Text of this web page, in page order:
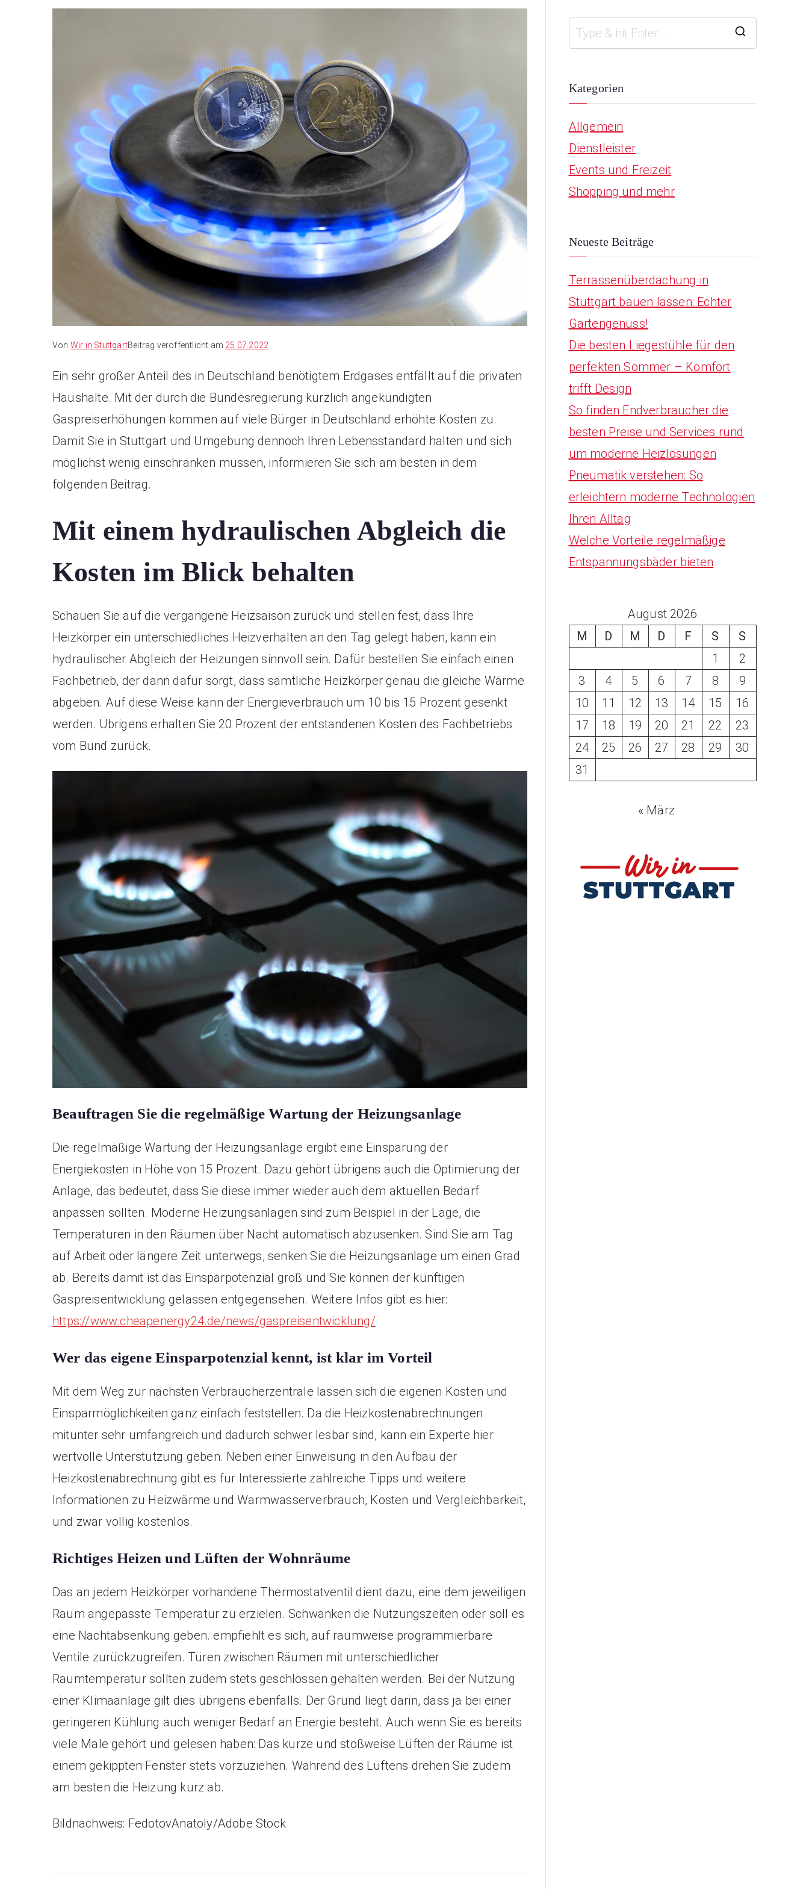
Von Wir in StuttgartBeitrag veröffentlicht am 25.07.2022
Ein sehr großer Anteil des in Deutschland benötigtem Erdgases entfällt auf die privaten
Haushalte. Mit der durch die Bundesregierung kürzlich angekündigten
Gaspreiserhöhungen kommen auf viele Bürger in Deutschland erhöhte Kosten zu.
Damit Sie in Stuttgart und Umgebung dennoch Ihren Lebensstandard halten und sich
möglichst wenig einschränken müssen, informieren Sie sich am besten in dem
folgenden Beitrag.
Mit einem hydraulischen Abgleich die
Kosten im Blick behalten
Schauen Sie auf die vergangene Heizsaison zurück und stellen fest, dass Ihre
Heizkörper ein unterschiedliches Heizverhalten an den Tag gelegt haben, kann ein
hydraulischer Abgleich der Heizungen sinnvoll sein. Dafür bestellen Sie einfach einen
Fachbetrieb, der dann dafür sorgt, dass sämtliche Heizkörper genau die gleiche Wärme
abgeben. Auf diese Weise kann der Energieverbrauch um 10 bis 15 Prozent gesenkt
werden. Übrigens erhalten Sie 20 Prozent der entstandenen Kosten des Fachbetriebs
vom Bund zurück.
Beauftragen Sie die regelmäßige Wartung der Heizungsanlage
Die regelmäßige Wartung der Heizungsanlage ergibt eine Einsparung der
Energiekosten in Höhe von 15 Prozent. Dazu gehört übrigens auch die Optimierung der
Anlage, das bedeutet, dass Sie diese immer wieder auch dem aktuellen Bedarf
anpassen sollten. Moderne Heizungsanlagen sind zum Beispiel in der Lage, die
Temperaturen in den Räumen über Nacht automatisch abzusenken. Sind Sie am Tag
auf Arbeit oder längere Zeit unterwegs, senken Sie die Heizungsanlage um einen Grad
ab. Bereits damit ist das Einsparpotenzial groß und Sie können der künftigen
Gaspreisentwicklung gelassen entgegensehen. Weitere Infos gibt es hier:
https://www.cheapenergy24.de/news/gaspreisentwicklung/
Wer das eigene Einsparpotenzial kennt, ist klar im Vorteil
Mit dem Weg zur nächsten Verbraucherzentrale lassen sich die eigenen Kosten und
Einsparmöglichkeiten ganz einfach feststellen. Da die Heizkostenabrechnungen
mitunter sehr umfangreich und dadurch schwer lesbar sind, kann ein Experte hier
wertvolle Unterstützung geben. Neben einer Einweisung in den Aufbau der
Heizkostenabrechnung gibt es für Interessierte zahlreiche Tipps und weitere
Informationen zu Heizwärme und Warmwasserverbrauch, Kosten und Vergleichbarkeit,
und zwar völlig kostenlos.
Richtiges Heizen und Lüften der Wohnräume
Das an jedem Heizkörper vorhandene Thermostatventil dient dazu, eine dem jeweiligen
Raum angepasste Temperatur zu erzielen. Schwanken die Nutzungszeiten oder soll es
eine Nachtabsenkung geben. empfiehlt es sich, auf raumweise programmierbare
Ventile zurückzugreifen. Türen zwischen Räumen mit unterschiedlicher
Raumtemperatur sollten zudem stets geschlossen gehalten werden. Bei der Nutzung
einer Klimaanlage gilt dies übrigens ebenfalls. Der Grund liegt darin, dass ja bei einer
geringeren Kühlung auch weniger Bedarf an Energie besteht. Auch wenn Sie es bereits
viele Male gehört und gelesen haben: Das kurze und stoßweise Lüften der Räume ist
einem gekippten Fenster stets vorzuziehen. Während des Lüftens drehen Sie zudem
am besten die Heizung kurz ab.
Bildnachweis: FedotovAnatoly/Adobe Stock
r
Kategorien
Allgemein
Dienstleister
Events und Freizeit
Shopping und mehr
Neueste Beiträge
Terrassenüberdachung in
Stuttgart bauen lassen: Echter
Gartengenuss!
Die besten Liegestühle für den
perfekten Sommer – Komfort
trifft Design
So finden Endverbraucher die
besten Preise und Services rund
um moderne Heizlösungen
Pneumatik verstehen: So
erleichtern moderne Technologien
Ihren Alltag
Welche Vorteile regelmäßige
Entspannungsbäder bieten
August 2026
M
D M D F S
S
1
2
3
4 5 6 7 8
9
10
11 12 13 14 15
16
17
18 19 20 21 22
23
24
25 26 27 28 29
30
31
« März